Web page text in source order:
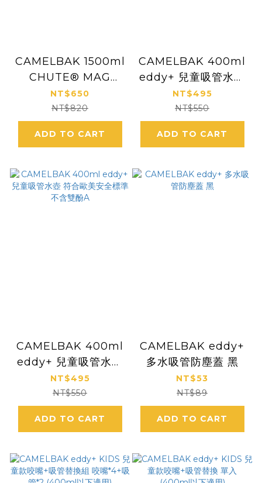
CAMELBAK 1500ml
CHUTE® MAG
Renew Tritan 魔力
磁吸水瓶
NT$650
NT$820
ADD TO CART
CAMELBAK 400ml
eddy+ 兒童吸管水壺
符合歐美安全標準 [滑
板怪獸]
NT$495
NT$550
ADD TO CART
CAMELBAK 400ml
eddy+ 兒童吸管水壺
符合歐美安全標準 不
含雙酚A
NT$495
NT$550
ADD TO CART
CAMELBAK eddy+
多水吸管防塵蓋 黑
NT$53
NT$89
ADD TO CART